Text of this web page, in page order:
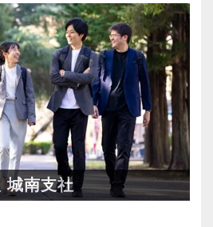
添い、頼れるパートナーと
たい方に活躍していただき
壇など、変革する時代に
ードしていきたいという
を振るってみませんか？
企業でお客様から一番に信
を目指せます】
方には幅広い業務に携わっ
から部下やチームのマネ
できます！これまでの経
ら、さらに上のステージ
しませんか？
！節税・融資・税務調査に
城南支社